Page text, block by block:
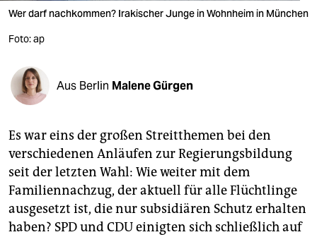
veranstaltungen
shop
fragen & hilfe
unterstützen
genossenschaft
epaper login
Wer darf nachkommen? Irakischer Junge in Wohnheim in München
Foto: ap
Aus Berlin Malene Gürgen
Es war eins der großen Streitthemen bei den
verschiedenen Anläufen zur Regierungsbildung
seit der letzten Wahl: Wie weiter mit dem
Familiennachzug, der aktuell für alle Flüchtlinge
ausgesetzt ist, die nur subsidiären Schutz erhalten
haben? SPD und CDU einigten sich schließlich auf